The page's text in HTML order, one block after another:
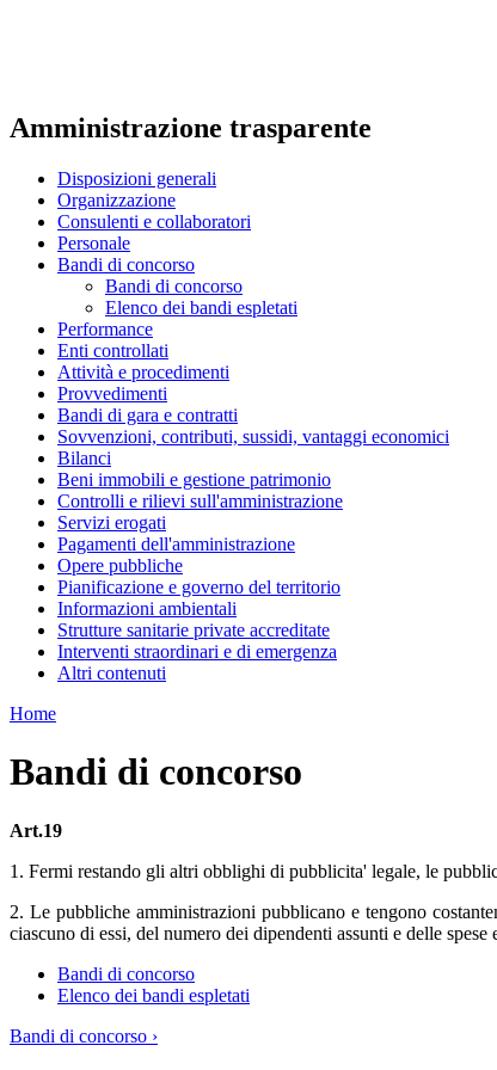
Amministrazione trasparente
Disposizioni generali
Organizzazione
Consulenti e collaboratori
Personale
Bandi di concorso
Bandi di concorso
Elenco dei bandi espletati
Performance
Enti controllati
Attività e procedimenti
Provvedimenti
Bandi di gara e contratti
Sovvenzioni, contributi, sussidi, vantaggi economici
Bilanci
Beni immobili e gestione patrimonio
Controlli e rilievi sull'amministrazione
Servizi erogati
Pagamenti dell'amministrazione
Opere pubbliche
Pianificazione e governo del territorio
Informazioni ambientali
Strutture sanitarie private accreditate
Interventi straordinari e di emergenza
Altri contenuti
Home
Bandi di concorso
Art.19
1. Fermi restando gli altri obblighi di pubblicita' legale, le
2. Le pubbliche amministrazioni pubblicano e tengono
ciascuno di essi, del numero dei dipendenti assunti e delle spese
Bandi di concorso
Elenco dei bandi espletati
Bandi di concorso ›